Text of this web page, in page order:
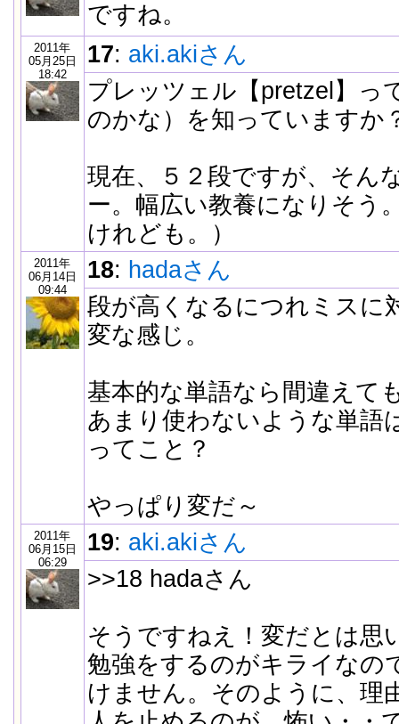
ですね。
2011年
05月25日
18:42
17: aki.akiさん
プレッツェル【pretzel】っ
のかな）を知っていますか
現在、５２段ですが、そん
ー。幅広い教養になりそう
けれども。）
2011年
06月14日
09:44
18: hadaさん
段が高くなるにつれミスに
変な感じ。
基本的な単語なら間違えて
あまり使わないような単語
ってこと？
やっぱり変だ～
2011年
06月15日
06:29
19: aki.akiさん
>>18 hadaさん
そうですねえ！変だとは思
勉強をするのがキライなの
けません。そのように、理